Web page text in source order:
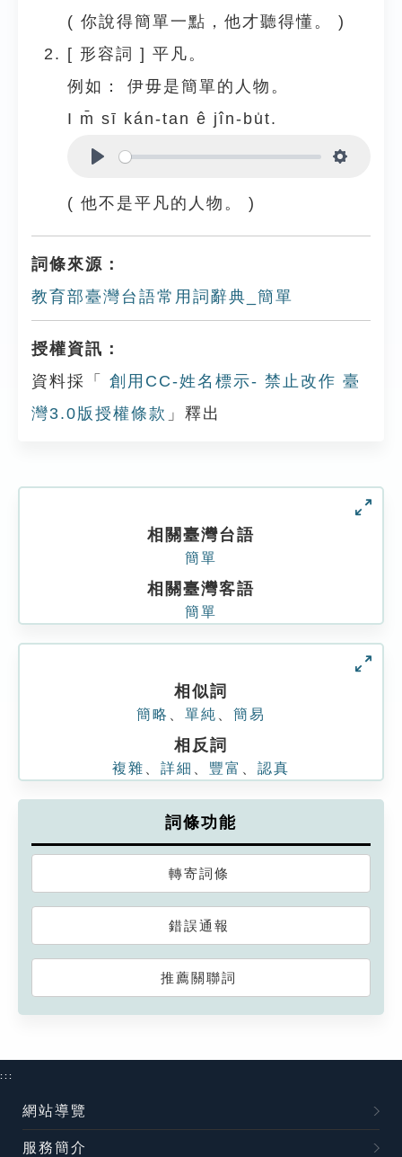
( 你說得簡單一點，他才聽得懂。 )
[ 形容詞 ] 平凡。
例如：
伊毋是簡單的人物。
I m̄ sī kán-tan ê jîn-bu̍t.
( 他不是平凡的人物。 )
詞條來源：
教育部臺灣台語常用詞辭典_簡單
授權資訊：
資料採「
創用CC-姓名標示- 禁止改作 臺
灣3.0版授權條款 」釋出
相關臺灣台語
簡單
相關臺灣客語
簡單
相似詞
簡略 單純 簡易
相反詞
複雜 詳細 豐富 認真
詞條功能
轉寄詞條
錯誤通報
推薦關聯詞
:::
網站導覽
服務簡介